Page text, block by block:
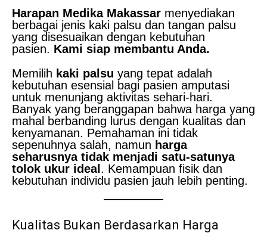
Harapan Medika Makassar menyediakan
berbagai jenis kaki palsu dan tangan palsu
yang disesuaikan dengan kebutuhan
pasien. Kami siap membantu Anda.
Memilih kaki palsu yang tepat adalah
kebutuhan esensial bagi pasien amputasi
untuk menunjang aktivitas sehari-hari.
Banyak yang beranggapan bahwa harga yang
mahal berbanding lurus dengan kualitas dan
kenyamanan. Pemahaman ini tidak
sepenuhnya salah, namun harga
seharusnya tidak menjadi satu-satunya
tolok ukur ideal . Kemampuan fisik dan
kebutuhan individu pasien jauh lebih penting.
Kualitas Bukan Berdasarkan Harga